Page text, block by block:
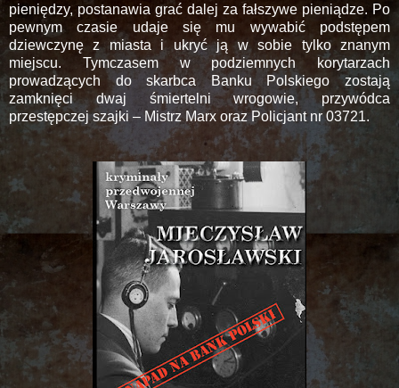
pieniędzy, postanawia grać dalej za fałszywe pieniądze. Po
pewnym czasie udaje się mu wywabić podstępem
dziewczynę z miasta i ukryć ją w sobie tylko znanym
miejscu. Tymczasem w podziemnych korytarzach
prowadzących do skarbca Banku Polskiego zostają
zamknięci dwaj śmiertelni wrogowie, przywódca
przestępczej szajki – Mistrz Marx oraz Policjant nr 03721.